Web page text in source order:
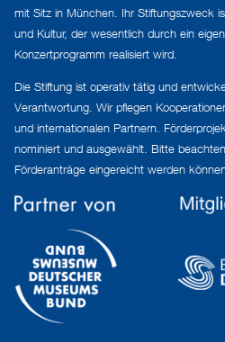
mit Sitz in München. Ihr Stiftungszweck
und Kultur, der wesentlich durch ein
Konzertprogramm realisiert wird.
Die Stiftung ist operativ tätig und
Verantwortung. Wir pflegen
und internationalen Partnern.
nominiert und ausgewählt. Bitte
Förderanträge eingereicht werden